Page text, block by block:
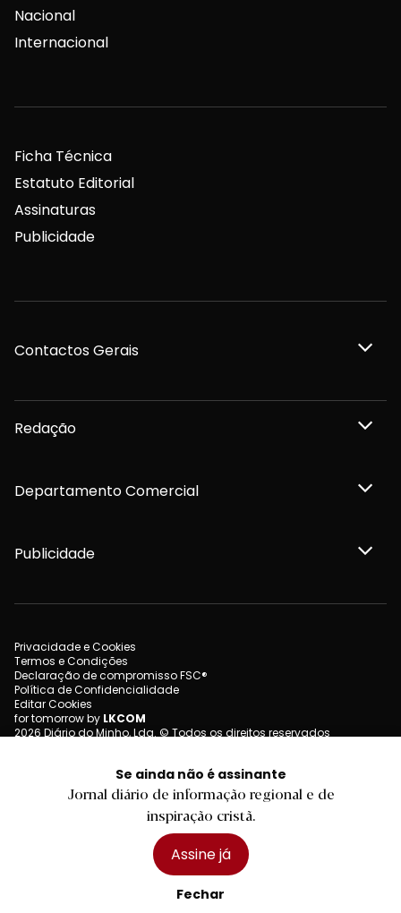
Se ainda não é assinante
Jornal diário de informação regional e de
inspiração cristã.
Assine já
Fechar
Nacional
Internacional
Ficha Técnica
Estatuto Editorial
Assinaturas
Publicidade
Contactos Gerais
Redação
Departamento Comercial
Publicidade
Privacidade e Cookies
Termos e Condições
Declaração de compromisso FSC®
Política de Confidencialidade
Editar Cookies
for tomorrow by LKCOM
2026 Diário do Minho, Lda. © Todos os direitos reservados